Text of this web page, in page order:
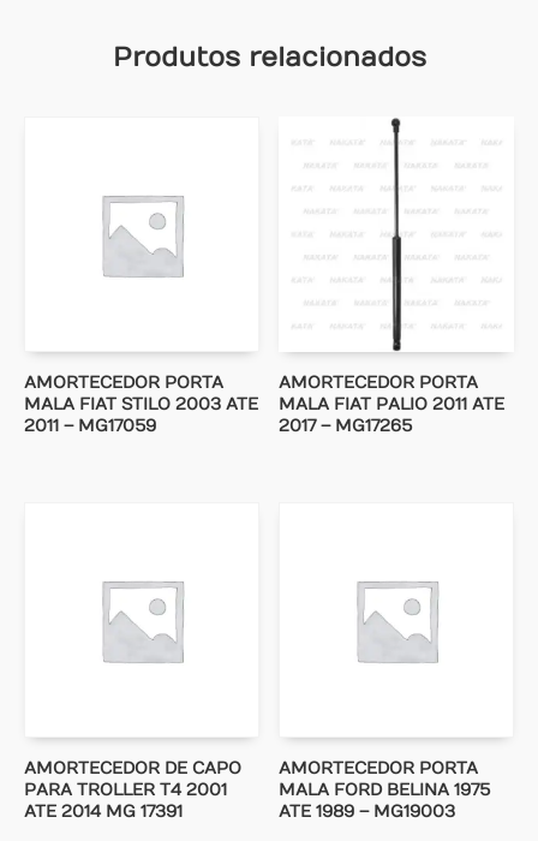
Produtos relacionados
AMORTECEDOR PORTA
MALA FIAT STILO 2003 ATE
2011 – MG17059
AMORTECEDOR PORTA
MALA FIAT PALIO 2011 ATE
2017 – MG17265
AMORTECEDOR DE CAPO
PARA TROLLER T4 2001
ATE 2014 MG 17391
AMORTECEDOR PORTA
MALA FORD BELINA 1975
ATE 1989 – MG19003